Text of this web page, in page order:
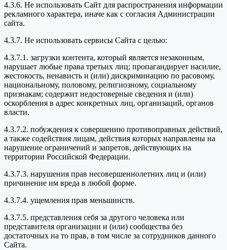
4.3.6. Не использовать Сайт для распространения информации
рекламного характера, иначе как с согласия Администрации
сайта.
4.3.7. Не использовать сервисы Сайта с целью:
4.3.7.1. загрузки контента, который является незаконным,
нарушает любые права третьих лиц; пропагандирует насилие,
жестокость, ненависть и (или) дискриминацию по расовому,
национальному, половому, религиозному, социальному
признакам; содержит недостоверные сведения и (или)
оскорбления в адрес конкретных лиц, организаций, органов
власти.
4.3.7.2. побуждения к совершению противоправных действий,
а также содействия лицам, действия которых направлены на
нарушение ограничений и запретов, действующих на
территории Российской Федерации.
4.3.7.3. нарушения прав несовершеннолетних лиц и (или)
причинение им вреда в любой форме.
4.3.7.4. ущемления прав меньшинств.
4.3.7.5. представления себя за другого человека или
представителя организации и (или) сообщества без
достаточных на то прав, в том числе за сотрудников данного
Сайта.